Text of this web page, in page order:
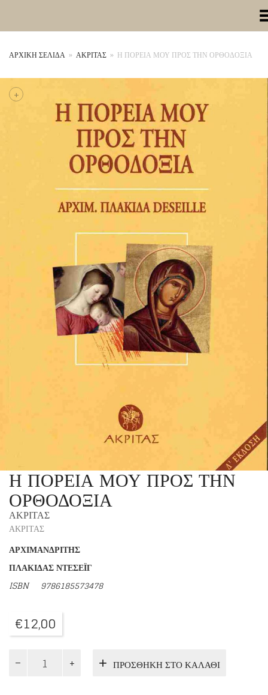
Toggle
ΑΡΧΙΚΉ ΣΕΛΊΔΑ » ΑΚΡΙΤΑΣ » Η ΠΟΡΕΙΑ ΜΟΥ ΠΡΟΣ ΤΗΝ ΟΡΘΟΔΟΞΙΑ
+
Η ΠΟΡΕΙΑ ΜΟΥ ΠΡΟΣ ΤΗΝ
ΟΡΘΟΔΟΞΙΑ
ΑΚΡΙΤΑΣ
ΑΚΡΙΤΑΣ
ΑΡΧΙΜΑΝΔΡΙΤΗΣ
ΠΛΑΚΙΔΑΣ ΝΤΕΣΕΪΓ
ISBN
9786185573478
€12,00
ΠΟΡΕΙΑ
ΠΡΟΣΘΉΚΗ ΣΤΟ ΚΑΛΆΘΙ